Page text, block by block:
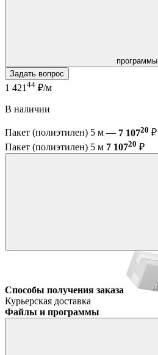
программы
Задать вопрос
1 421 44 ₽/м
В наличии
Пакет (полиэтилен) 5 м — 7 10720 ₽
Пакет (полиэтилен) 5 м 7 10720 ₽
Способы получения заказа
Курьерская доставка
Файлы и программы